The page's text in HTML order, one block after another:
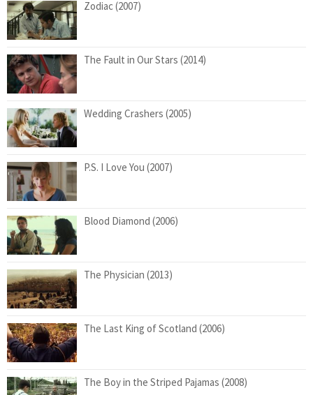
Zodiac (2007)
The Fault in Our Stars (2014)
Wedding Crashers (2005)
P.S. I Love You (2007)
Blood Diamond (2006)
The Physician (2013)
The Last King of Scotland (2006)
The Boy in the Striped Pajamas (2008)